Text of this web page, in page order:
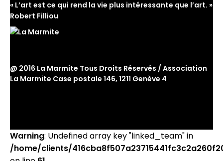
« L’art est ce qui rend la vie plus intéressante que l’art. »
Robert Filliou
@ 2016 La Marmite Tous Droits Réservés / Association
La Marmite Case postale 146, 1211 Genève 4
Warning: Undefined array key "linked_team" in
/home/clients/